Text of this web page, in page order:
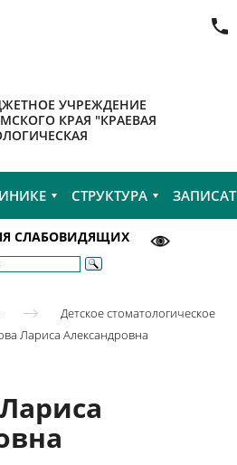
УЧРЕЖДЕНИЕ
КРАЯ "КРАЕВАЯ
СТРУКТУРА
СЛАБОВИДЯЩИХ
Детское стоматологическое
Лариса Александровна